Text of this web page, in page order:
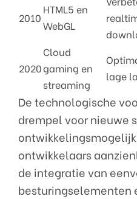
2010
HTML5 en
WebGL
2020
Cloud
gaming en
streaming
lage
De technologische
drempel voor nieuwe
ontwikkelaars
de integratie van
besturingselementen